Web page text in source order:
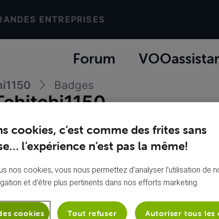
ENTREPRISES
Forum
Badges
votre poche.
lundi 5
cookies, c’est comme des frites sans
l’expérience n’est pas la même!
nos cookies, vous nous permettez d’analyser l’utilisation de
et d’être plus pertinents dans nos efforts marketing.
Tout refuser Autoriser tous les
cookies